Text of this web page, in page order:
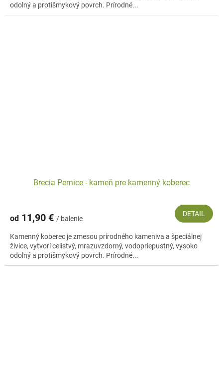
odolný a protišmykový povrch. Prírodné...
Brecia Pernice - kameň pre kamenný koberec
od 11,90 € / balenie
DETAIL
Kamenný koberec je zmesou prírodného kameniva a špeciálnej
živice, vytvorí celistvý, mrazuvzdorný, vodopriepustný, vysoko
odolný a protišmykový povrch. Prírodné...